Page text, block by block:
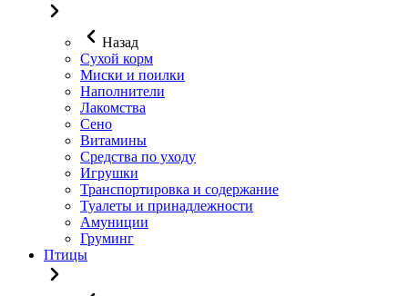
Назад
Сухой корм
Миски и поилки
Наполнители
Лакомства
Сено
Витамины
Средства по уходу
Игрушки
Транспортировка и содержание
Туалеты и принадлежности
Амуниции
Груминг
Птицы